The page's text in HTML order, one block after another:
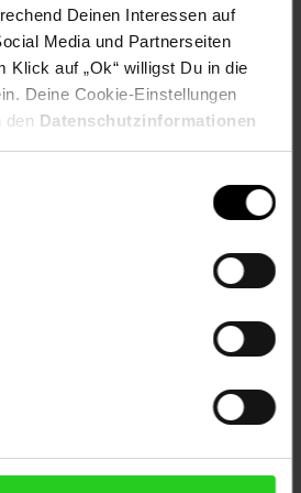
Deinen Interessen auf
Media und Partnerseiten
Klick auf „Ok“ willigst Du in die
Deine Cookie-Einstellungen
den Datenschutzinformationen
Akkuschrauber